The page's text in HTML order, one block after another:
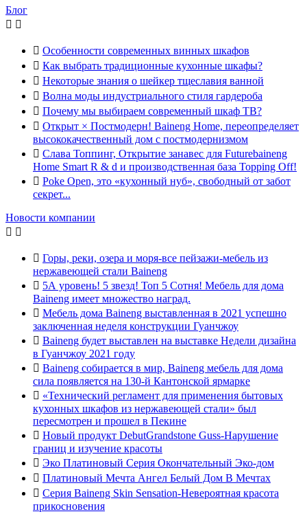
Блог
 
 Особенности современных винных шкафов
 Как выбрать традиционные кухонные шкафы?
 Некоторые знания о шейкер тщеславия ванной
 Волна моды индустриального стиля гардероба
 Почему мы выбираем современный шкаф ТВ?
 Открыт × Постмодерн! Baineng Home, переопределяет
высококачественный дом с постмодернизмом
 Слава Топпинг, Открытие занавес для Futurebaineng
Home Smart R & d и производственная база Topping Off!
 Poke Open, это «кухонный нуб», свободный от забот
секрет...
Новости компании
 
 Горы, реки, озера и моря-все пейзажи-мебель из
нержавеющей стали Baineng
 5А уровень! 5 звезд! Топ 5 Сотня! Мебель для дома
Baineng имеет множество наград.
 Мебель дома Baineng выставленная в 2021 успешно
заключенная неделя конструкции Гуанчжоу
 Baineng будет выставлен на выставке Недели дизайна
в Гуанчжоу 2021 году
 Baineng собирается в мир, Baineng мебель для дома
сила появляется на 130-й Кантонской ярмарке
 «Технический регламент для применения бытовых
кухонных шкафов из нержавеющей стали» был
пересмотрен и прошел в Пекине
 Новый продукт DebutGrandstone Guss-Нарушение
границ и изучение красоты
 Эко Платиновый Серия Окончательный Эко-дом
 Платиновый Мечта Ангел Белый Дом В Мечтах
 Серия Baineng Skin Sensation-Невероятная красота
прикосновения